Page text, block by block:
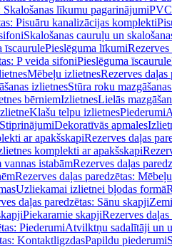
Skalošanas līkumu pagarinājumi
Pisuāru kanalizācijas komplekti
Skalošanas cauruļu un
īscaurulePieslēguma līkumi
P veida sifoniPieslēguma īscaurule
Mēbeļu izlietnesRezerves
izlietnesStūra roku
bērniemIzlietnesLielās
Klašu telpu izlietnesPiederumi
StiprinājumiDekoratīvās apmales
ar apakšskapiRezerves daļas
komplekti ar apakšskapi
vannas istabāmRezerves daļas
Rezerves daļas paredzētas:
Uzliekamai izlietnei bļodas formā
daļas paredzētas: Sānu skapji
Piekaramie skapjiRezerves
PiederumiAtvilktņu sadalītāji un
KontaktligzdasPapildu piederumi